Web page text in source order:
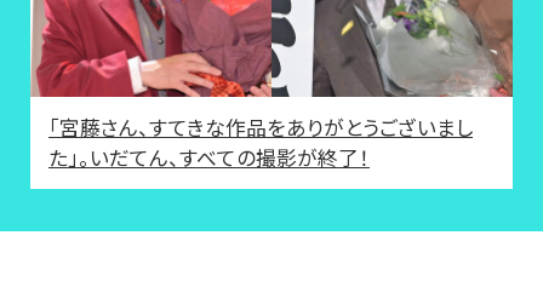
「宮藤さん、すてきな作品をありがとうございまし
た」。いだてん、すべての撮影が終了！